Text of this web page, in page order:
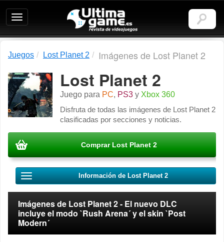
Ultimagame:
Revista
de
Juegos Lost Planet 2 Imágenes de Lost Planet 2
Lost Planet 2
Juego para PC, PS3 y Xbox 360
Disfruta de todas las imágenes de Lost Planet 2
clasificadas por secciones y noticias.
Comprar Lost Planet 2
Información de Lost Planet 2
Imágenes de Lost Planet 2 - El nuevo DLC
incluye el modo `Rush Arena´ y el skin `Post
Modern´